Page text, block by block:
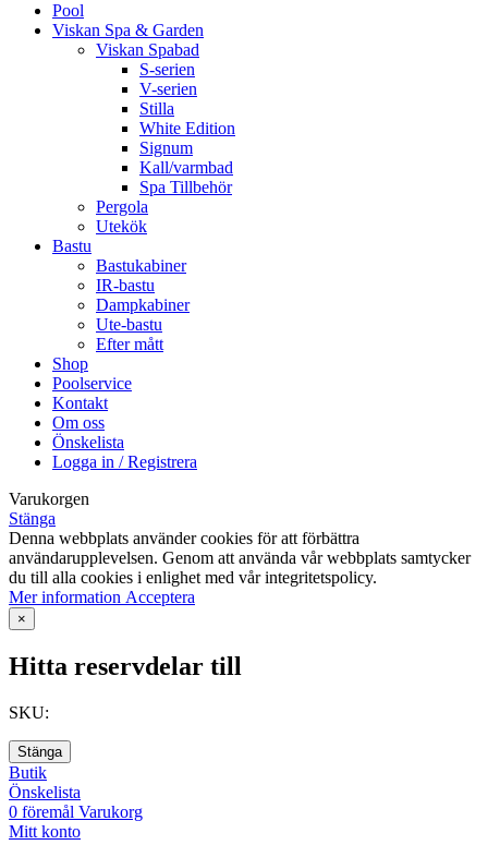
Pool
Viskan Spa & Garden
Viskan Spabad
S-serien
V-serien
Stilla
White Edition
Signum
Kall/varmbad
Spa Tillbehör
Pergola
Utekök
Bastu
Bastukabiner
IR-bastu
Dampkabiner
Ute-bastu
Efter mått
Shop
Poolservice
Kontakt
Om oss
Önskelista
Logga in / Registrera
Varukorgen
Stänga
Denna webbplats använder cookies för att förbättra
användarupplevelsen. Genom att använda vår webbplats samtycker
du till alla cookies i enlighet med vår integritetspolicy.
Mer information Mer
Acceptera
×
Hitta reservdelar till
SKU:
Stänga
Butik
Önskelista
0 föremål Varukorg
Mitt konto